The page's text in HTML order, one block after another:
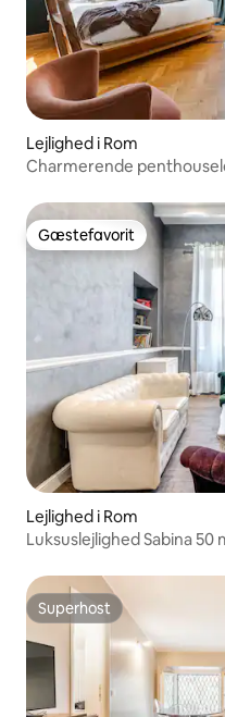
Lejlighed i Rom
Charmerende
Gæstefavorit
Gæstefavorit
Lejlighed i Rom
Luksuslejlighed Sabina
Superhost
Superhost